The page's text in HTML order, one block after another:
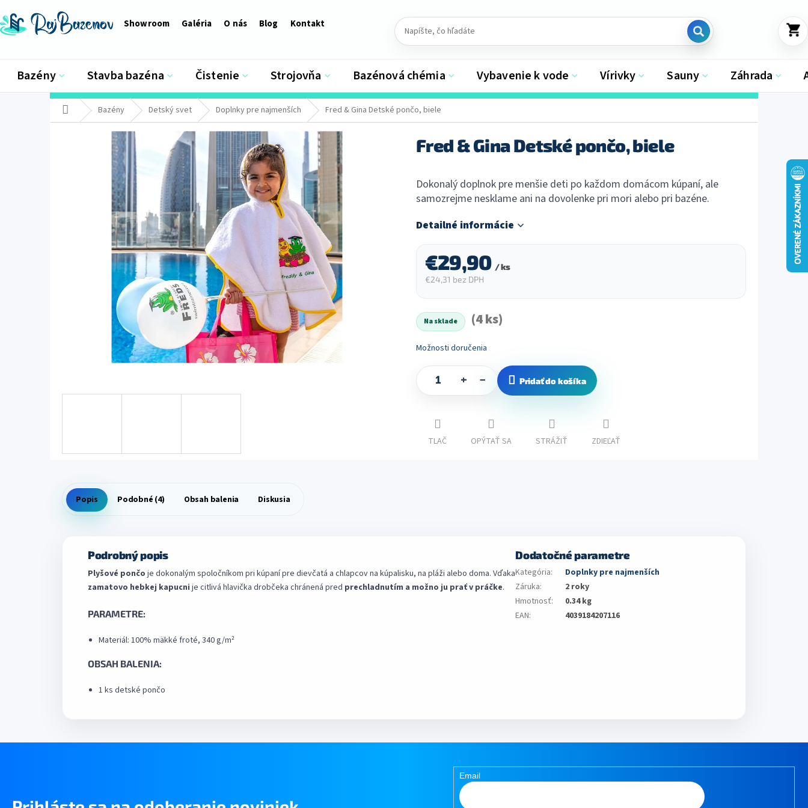
na
obsah
Showroom Galéria O nás Blog Kontakt
KOŠÍK
Bazény Stavba bazéna Čistenie Strojovňa Bazénová chémia Vybavenie k vode Vírivky Sauny Záhrada
DomovBazény Detský svet Doplnky pre najmenších Fred & Gina Detské pončo, biele
Fred & Gina Detské pončo, biele
Dokonalý doplnok pre menšie deti po každom domácom kúpaní, ale
samozrejme nesklame ani na dovolenke pri mori alebo pri bazéne.
Detailné informácie
€29,90 / ks
€24,31 bez DPH
Na sklade
(4 ks)
Možnosti doručenia
+ − Pridať do košíka
TLAČ OPÝTAŤ SA STRÁŽIŤ ZDIEĽAŤ
Popis Podobné (4) Obsah balenia Diskusia
Podrobný popis
Plyšové pončo je dokonalým spoločníkom pri kúpaní pre dievčatá a chlapcov na kúpalisku, na pláži alebo doma. Vďaka
zamatovo hebkej kapucni je citlivá hlavička drobčeka chránená pred prechladnutím a možno ju prať v práčke.
PARAMETRE:
Materiál: 100% mäkké froté, 340 g/m²
OBSAH BALENIA:
1 ks detské pončo
Dodatočné parametre
Kategória:
Doplnky pre najmenších
Záruka:
2 roky
Hmotnosť:
0.34 kg
EAN: 4039184207116
Email